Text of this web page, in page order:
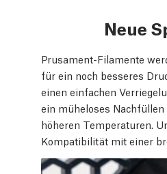
Neue
Prusament-Filamente
für ein noch besseres
einen einfachen
ein müheloses
höheren Temperaturen.
Kompatibilität mit einer